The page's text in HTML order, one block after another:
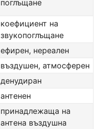
поглъщане
коефициент на
звукопоглъщане
ефирен, нереален
въздушен, атмосферен
денудиран
антенен
принадлежаща на
антена въздушна